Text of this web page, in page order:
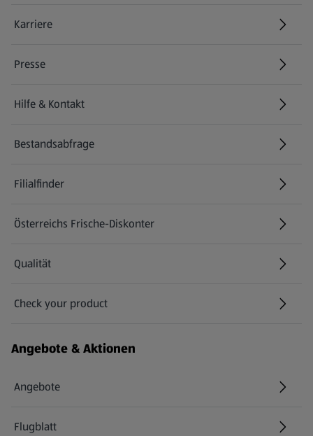
Karriere
(öffnet in einem neuen Tab)
Presse
Hilfe & Kontakt
(öffnet in einem neuen Tab)
Bestandsabfrage
(öffnet in einem neuen Tab)
Filialfinder
Österreichs Frische-Diskonter
Qualität
Check your product
(öffnet in einem neuen Tab)
Angebote & Aktionen
Angebote
Flugblatt